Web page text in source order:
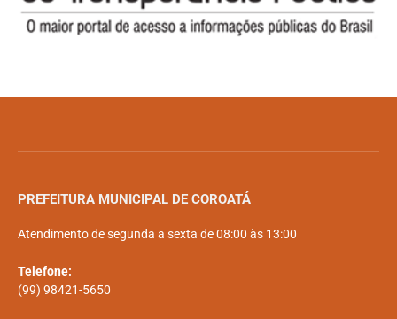
PREFEITURA MUNICIPAL DE COROATÁ
Atendimento de segunda a sexta de 08:00 às 13:00
Telefone:
(99) 98421-5650